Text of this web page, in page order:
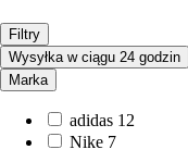
Filtry
Wysyłka w ciągu 24 godzin
Marka
adidas 12
Nike 7